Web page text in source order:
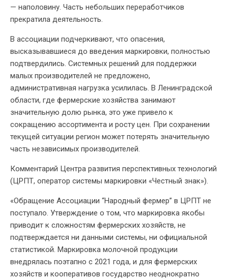
— наполовину. Часть небольших переработчиков
прекратила деятельность.
В ассоциации подчеркивают, что опасения,
высказывавшиеся до введения маркировки, полностью
подтвердились. Системных решений для поддержки
малых производителей не предложено,
административная нагрузка усилилась. В Ленинградской
области, где фермерские хозяйства занимают
значительную долю рынка, это уже привело к
сокращению ассортимента и росту цен. При сохранении
текущей ситуации регион может потерять значительную
часть независимых производителей.
Комментарий Центра развития перспективных технологий
(ЦРПТ, оператор системы маркировки «Честный знак»).
«Обращение Ассоциации “Народный фермер” в ЦРПТ не
поступало. Утверждение о том, что маркировка якобы
приводит к сложностям фермерских хозяйств, не
подтверждается ни данными системы, ни официальной
статистикой. Маркировка молочной продукции
внедрялась поэтапно с 2021 года, и для фермерских
хозяйств и кооперативов государство неоднократно